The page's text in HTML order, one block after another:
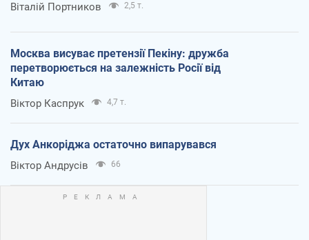
Віталій Портников 2,5 т.
Москва висуває претензії Пекіну: дружба
перетворюється на залежність Росії від
Китаю
Віктор Каспрук 4,7 т.
Дух Анкоріджа остаточно випарувався
Віктор Андрусів 66